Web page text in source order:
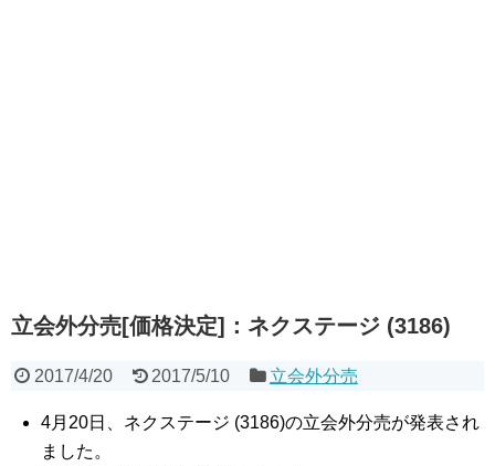
立会外分売[価格決定]：ネクステージ (3186)
2017/4/20 2017/5/10 立会外分売
4月20日、ネクステージ (3186)の立会外分売が発表され
ました。